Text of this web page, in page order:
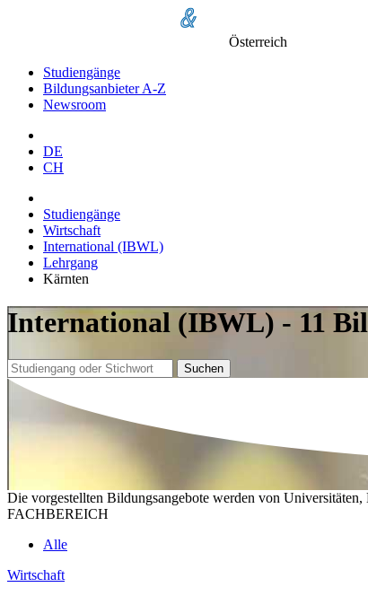
Österreich
Studiengänge
Bildungsanbieter A-Z
Newsroom
DE
CH
Studiengänge
Wirtschaft
International (IBWL)
Lehrgang
Kärnten
International (IBWL) - 11
Suchen
Die vorgestellten Bildungsangebote werden von
FACHBEREICH
Alle
Wirtschaft